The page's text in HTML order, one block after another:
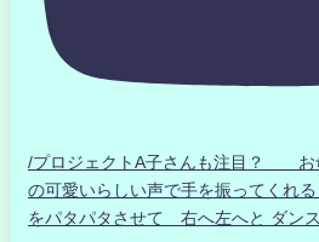
/プロジェクトA子さんも注目？ お
の可愛いらしい声で手を振ってくれ
をパタパタさせて 右へ左へと ダン